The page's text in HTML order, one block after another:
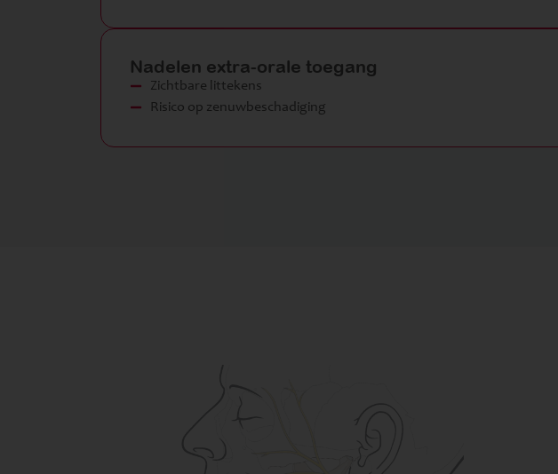
Nadelen extra-orale toegang
Zichtbare littekens
Risico op zenuwbeschadiging